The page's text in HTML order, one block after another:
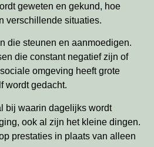
geweten en gekund, hoe
verschillende situaties.
die steunen en aanmoedigen.
die constant negatief zijn of
omgeving heeft grote
wordt gedacht.
bij waarin dagelijks wordt
ook al zijn het kleine dingen.
prestaties in plaats van alleen